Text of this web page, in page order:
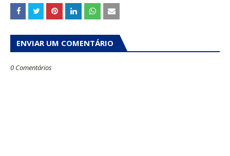
ENVIAR UM COMENTÁRIO
0 Comentários